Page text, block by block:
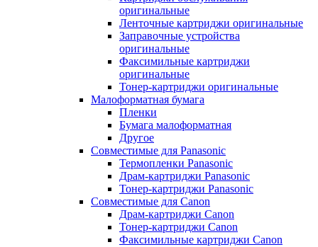
оригинальные
Ленточные картриджи оригинальные
Заправочные устройства
оригинальные
Факсимильные картриджи
оригинальные
Тонер-картриджи оригинальные
Малоформатная бумага
Пленки
Бумага малоформатная
Другое
Совместимые для Panasonic
Термопленки Panasonic
Драм-картриджи Panasonic
Тонер-картриджи Panasonic
Совместимые для Canon
Драм-картриджи Canon
Тонер-картриджи Canon
Факсимильные картриджи Canon